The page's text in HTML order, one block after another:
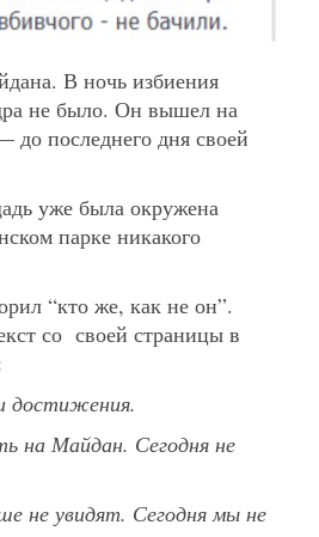
В ночь избиения
не было. Он вышел на
до последнего дня своей
уже была окружена
парке никакого
“кто же, как не он”.
со своей страницы в
достижения.
на Майдан. Сегодня не
не увидят. Сегодня мы не